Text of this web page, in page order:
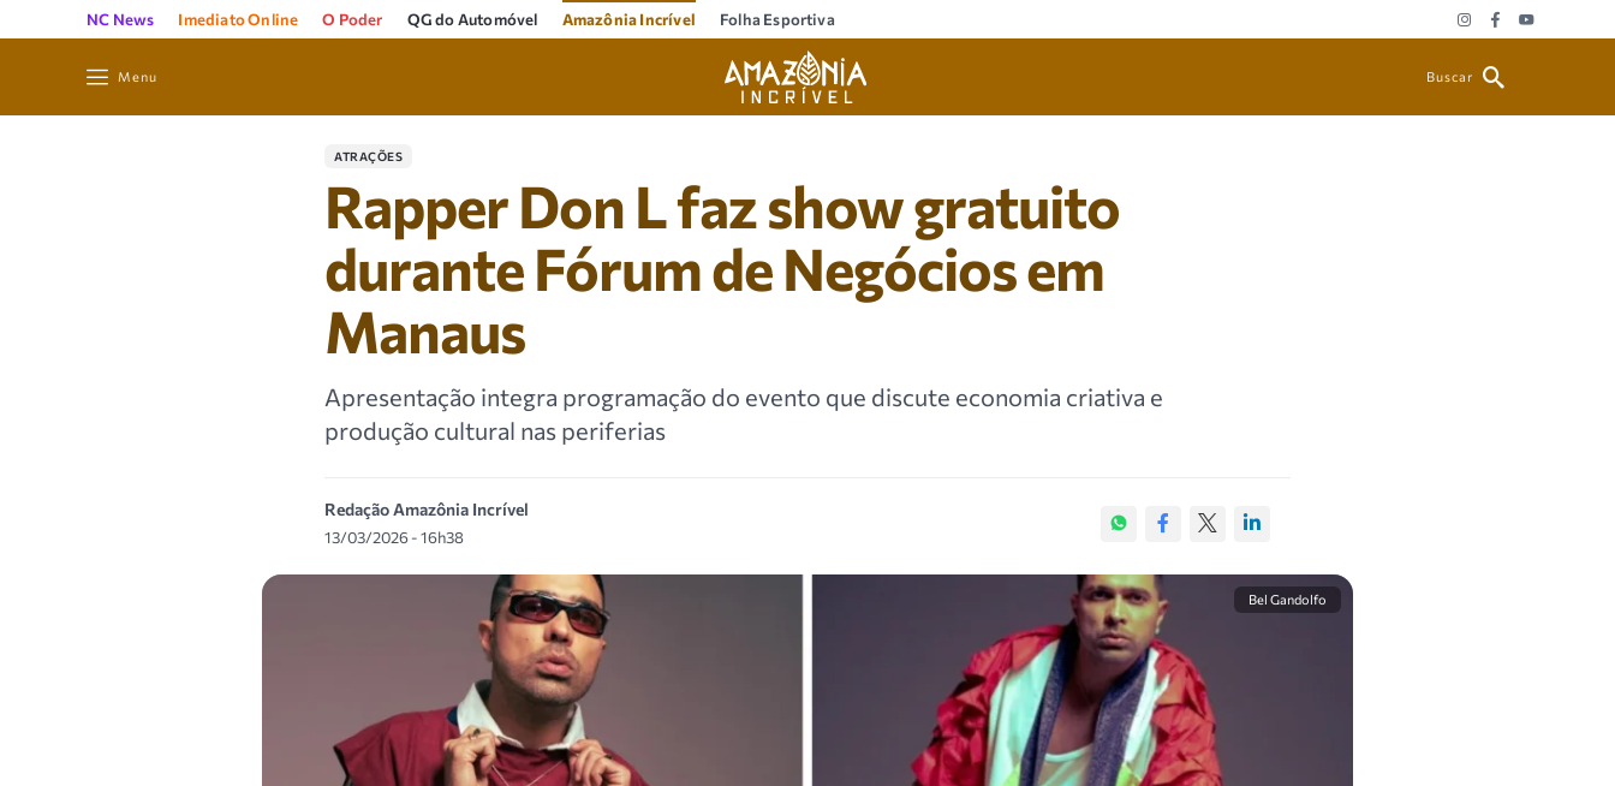
NC News Imediato Online O Poder QG do Automóvel Amazônia Incrível Folha Esportiva
Menu Buscar
ATRAÇÕES
Rapper Don L faz show gratuito
durante Fórum de Negócios em
Manaus
Apresentação integra programação do evento que discute economia criativa e
produção cultural nas periferias
Redação Amazônia Incrível
13/03/2026 - 16h38
Bel Gandolfo